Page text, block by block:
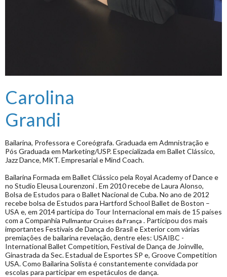
Carolina
Grandi
Bailarina, Professora e Coreógrafa. Graduada em Admnistração e
Pós Graduada em Marketing/USP. Especializada em Ballet Clássico,
Jazz Dance, MKT. Empresarial e Mind Coach.
Bailarina Formada em Ballet Clássico pela Royal Academy of Dance e
no Studio Eleusa Lourenzoni . Em 2010 recebe de Laura Alonso,
Bolsa de Estudos para o Ballet Nacional de Cuba. No ano de 2012
recebe bolsa de Estudos para Hartford School Ballet de Boston –
USA e, em 2014 participa do Tour Internacional em mais de 15 países
com a Companhia Pullmantur Cruises da França . Participou dos mais
importantes Festivais de Dança do Brasil e Exterior com várias
premiações de bailarina revelação, dentre eles: USAIBC -
International Ballet Competition, Festival de Dança de Joinville,
Ginastrada da Sec. Estadual de Esportes SP e, Groove Competition
USA. Como Bailarina Solista é constantemente convidada por
escolas para participar em espetáculos de dança.